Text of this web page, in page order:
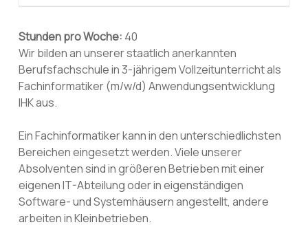
Stunden pro Woche: 40
Wir bilden an unserer staatlich anerkannten
Berufsfachschule in 3-jährigem Vollzeitunterricht als
Fachinformatiker (m/w/d) Anwendungsentwicklung
IHK aus.
Ein Fachinformatiker kann in den unterschiedlichsten
Bereichen eingesetzt werden. Viele unserer
Absolventen sind in größeren Betrieben mit einer
eigenen IT-Abteilung oder in eigenständigen
Software- und Systemhäusern angestellt, andere
arbeiten in Kleinbetrieben.